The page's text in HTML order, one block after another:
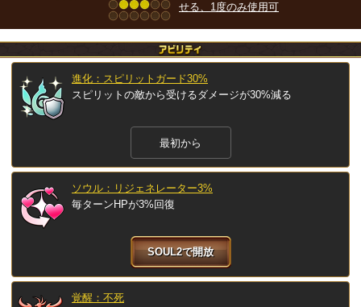
せる、1度のみ使用可
進化：スピリットガード30%
スピリットの敵から受けるダメージが30%減る
最初から
ソウル：リジェネレーター3%
毎ターンHPが3%回復
SOUL2で開放
覚醒：不死